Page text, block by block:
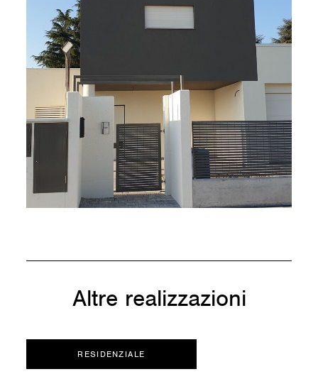
Altre realizzazioni
RESIDENZIALE